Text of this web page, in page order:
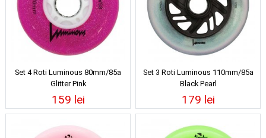
Set 4 Roti Luminous 80mm/85a
Glitter Pink
159 lei
Set 3 Roti Luminous 110mm/85a
Black Pearl
179 lei